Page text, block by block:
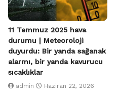
11 Temmuz 2025 hava
durumu | Meteoroloji
duyurdu: Bir yanda sağanak
alarmı, bir yanda kavurucu
sıcaklıklar
admin Haziran 22, 2026